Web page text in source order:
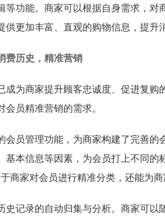
等功能。商家可以根据自身需求，
更加丰富、直观的购物信息，提升
费历史，精准营销
成为商家提升顾客忠诚度、促进复
员精准营销的需求。
会员管理功能，为商家构建了完善
本信息等因素，为会员打上不同的
商家对会员进行精准分类，还能为
史记录的自动归集与分析。商家可